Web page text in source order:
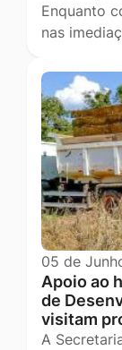
Enquanto
nas
05 de
Apoio ao
de
visitam
A